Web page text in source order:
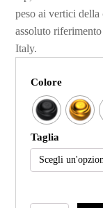
peso ai vertici della
assoluto
Italy.
Colore
Taglia